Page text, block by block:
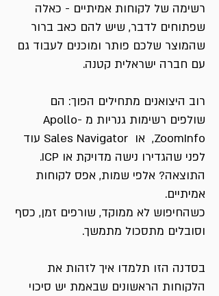
רשימה של לקוחות אמיתיים - כאלה
שפתוחים לדבר, שיש להם כאב ברור
שהמוצר שלכם פותר ומוכנים לעבוד גם
עם חברה ישראלית קטנה.
רוב היצואנים מתחילים הפוך: הם
שולפים רשימות גנריות מ -Apollo
,ZoomInfo או Sales Navigator עוד
לפני שהגדירו נישה מדויקת או ICP.
התוצאה? אלפי שמות, אפס לקוחות
אמיתיים.
כשהחיפוש לא ממוקד, שורפים זמן, כסף
וסובלים מתסכול מתמשך.
בסדנה הזו תלמדו איך לזהות את
הלקוחות הראשונים שבאמת יש סיכוי